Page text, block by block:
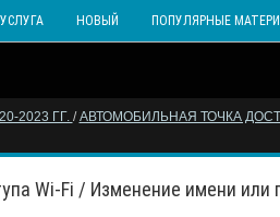
УСЛУГА НОВЫЙ ПОПУЛЯРНЫЕ
2023 ГГ. /АВТОМОБИЛЬНАЯ ТОЧКА
Wi-Fi / Изменение имени или